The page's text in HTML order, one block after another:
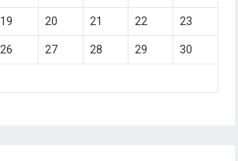
19 20 21 22 23
26 27 28 29 30